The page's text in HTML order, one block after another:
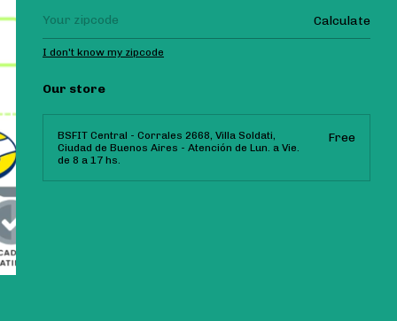
Calculate
I don't know my zipcode
Our store
BSFIT Central - Corrales 2668, Villa Soldati,
Ciudad de Buenos Aires - Atención de Lun. a Vie.
de 8 a 17 hs.
Free